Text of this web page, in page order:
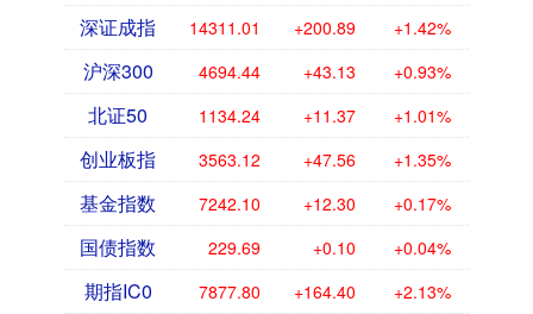
深证成指 14311.01 +200.89 +1.42%
沪深300 4694.44 +43.13 +0.93%
北证50 1134.24 +11.37 +1.01%
创业板指 3563.12 +47.56 +1.35%
基金指数 7242.10 +12.30 +0.17%
国债指数 229.69 +0.10 +0.04%
期指IC0 7877.80 +164.40 +2.13%